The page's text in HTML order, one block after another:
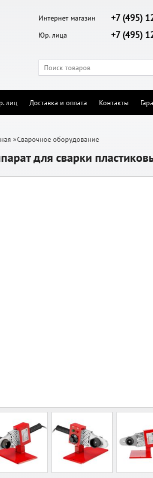
Интернет магазин +7 (495)
Юр. лица
+7 (495)
лиц Доставка и оплата Контакты
»Сварочное оборудование
для сварки